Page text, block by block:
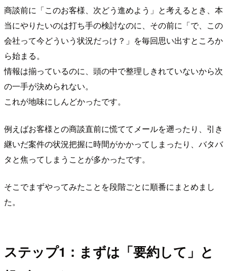
商談前に「このお客様、次どう進めよう」と考えるとき、本
当にやりたいのは打ち手の検討なのに、その前に「で、この
会社って今どういう状況だっけ？」を毎回思い出すところか
ら始まる。
情報は揃っているのに、頭の中で整理しきれていないから次
の一手が決められない。
これが地味にしんどかったです。
例えばお客様との商談直前に慌ててメールを遡ったり、引き
継いだ案件の状況把握に時間がかかってしまったり、バタバ
タと焦ってしまうことが多かったです。
そこでまずやってみたことを段階ごとに順番にまとめまし
た。
ステップ1：まずは「要約して」と